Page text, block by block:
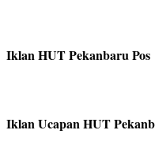
Iklan HUT Pekanbaru Pos
Iklan Ucapan HUT